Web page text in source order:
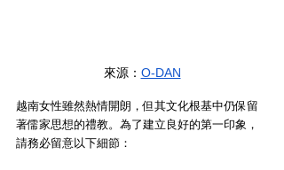
來源： O-DAN
越南女性雖然熱情開朗，但其文化根基中仍保留
著儒家思想的禮教。為了建立良好的第一印象，
請務必留意以下細節：